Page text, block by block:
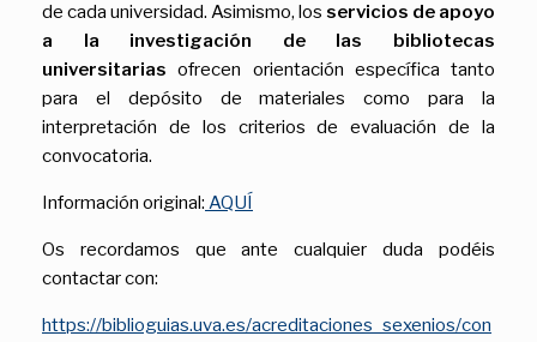
de cada universidad. Asimismo, los servicios de apoyo
a la investigación de las bibliotecas
universitarias ofrecen orientación específica tanto
para el depósito de materiales como para la
interpretación de los criterios de evaluación de la
convocatoria.
Información original: AQUÍ
Os recordamos que ante cualquier duda podéis
contactar con:
https://biblioguias.uva.es/acreditaciones_sexenios/con